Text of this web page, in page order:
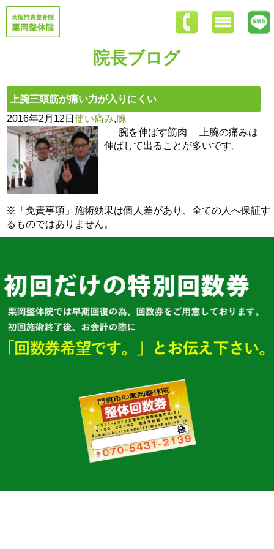
院長ブログ
上腕三頭筋が痛い力が入りにくい
2016年2月12日使い痛み,腕
腕を伸ばす筋肉 上腕の痛みは
伸ばして出ることが多いです。
※「免責事項」施術効果は個人差があり、全ての人へ保証す
るものではありません。